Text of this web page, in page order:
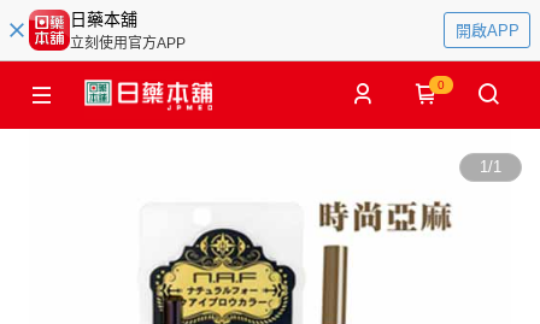
日藥本舖
立刻使用官方APP
開啟APP
0
1/1